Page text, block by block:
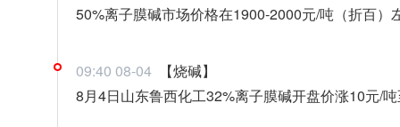
50%离子膜碱市场价格在1900-2000元/吨（折百）
09:40 08-04
【烧碱】
8月4日山东鲁西化工32%离子膜碱开盘价涨10元/